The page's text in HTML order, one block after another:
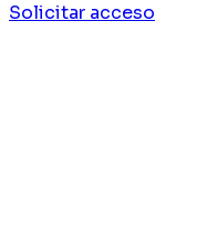
Solicitar acceso